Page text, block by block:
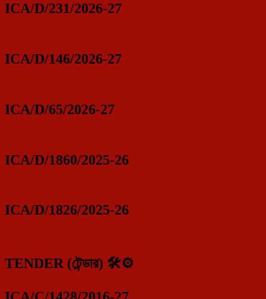
ICA/D/231/2026-27
ICA/D/146/2026-27
ICA/D/65/2026-27
ICA/D/1860/2025-26
ICA/D/1826/2025-26
TENDER (টেন্ডার) 🛠️⚙️